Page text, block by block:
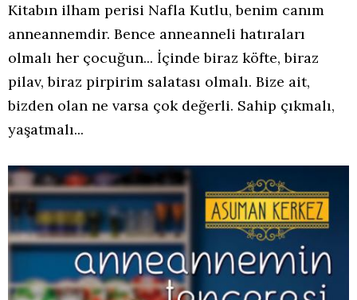
Kitabın ilham perisi Nafla Kutlu, benim canım
anneannemdir. Bence anneanneli hatıraları
olmalı her çocuğun... İçinde biraz köfte, biraz
pilav, biraz pirpirim salatası olmalı. Bize ait,
bizden olan ne varsa çok değerli. Sahip çıkmalı,
yaşatmalı...